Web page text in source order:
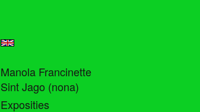
Manola Francinette
Sint Jago (nona)
Exposities